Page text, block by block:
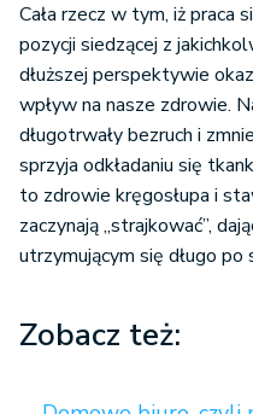
Cała rzecz w tym, iż praca
pozycji siedzącej z
dłuższej perspektywie
wpływ na nasze zdrowie.
długotrwały bezruch i
sprzyja odkładaniu się
to zdrowie kręgosłupa i
zaczynają „strajkować”,
utrzymującym się długo po
Zobacz też: